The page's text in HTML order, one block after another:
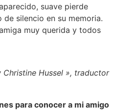
suave pierde
silencio en su memoria.
muy querida y todos
Christine Hussel », traductor
para conocer a mi amigo